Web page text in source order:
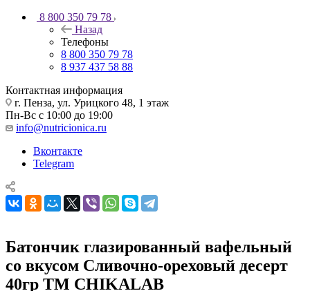
8 800 350 79 78
Назад
Телефоны
8 800 350 79 78
8 937 437 58 88
Контактная информация
г. Пенза, ул. Урицкого 48, 1 этаж
Пн-Вс с 10:00 до 19:00
info@nutricionica.ru
Вконтакте
Telegram
Батончик глазированный вафельный
со вкусом Сливочно-ореховый десерт
40гр ТМ CHIKALAB